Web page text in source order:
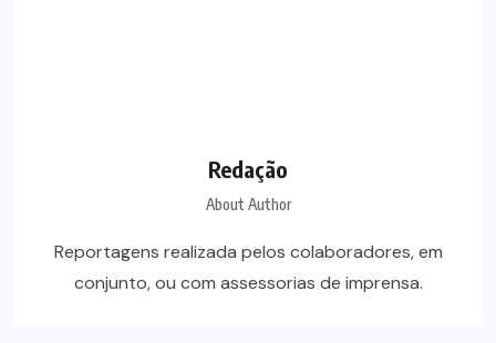
Redação
About Author
Reportagens realizada pelos colaboradores, em
conjunto, ou com assessorias de imprensa.